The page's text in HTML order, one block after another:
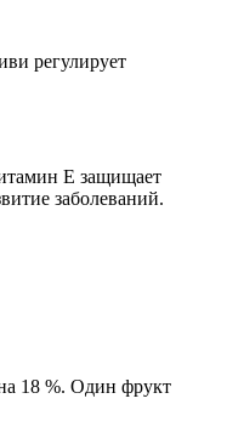
регулирует
Е защищает
заболеваний.
18 %. Один фрукт